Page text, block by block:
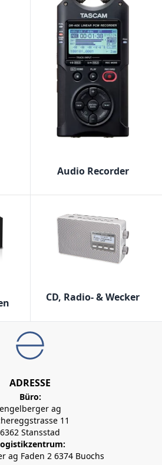
Audio Recorder
CD, Radio- & Wecker
ADRESSE
Büro:
engelberger ag
11
6362 Stansstad
ag Faden 2 6374 Buochs